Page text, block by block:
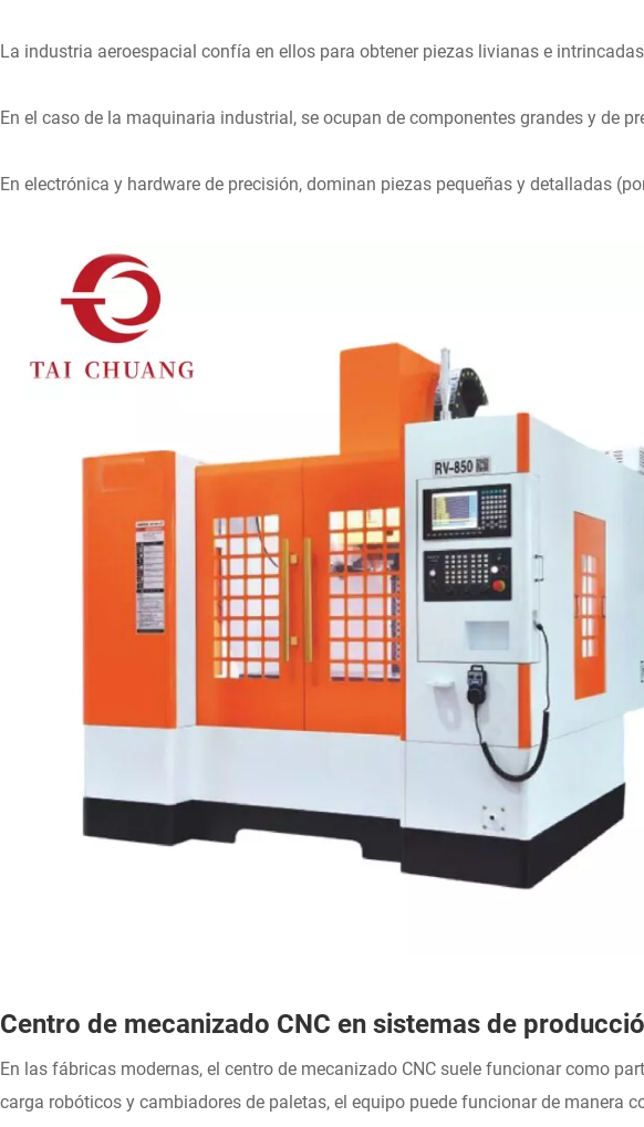
La industria aeroespacial confía en ellos para obtener piezas livianas e
En el caso de la maquinaria industrial, se ocupan de componentes grandes y de
En electrónica y hardware de precisión, dominan piezas pequeñas y detalladas
Centro de mecanizado CNC en sistemas de
En las fábricas modernas, el centro de mecanizado CNC suele funcionar como
carga robóticos y cambiadores de paletas, el equipo puede funcionar de manera